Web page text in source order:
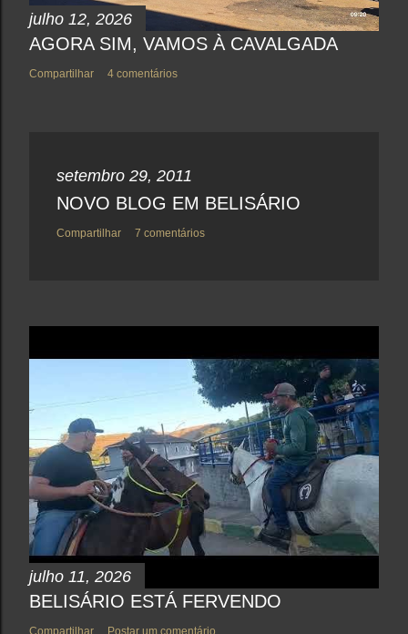
julho 12, 2026
AGORA SIM, VAMOS À CAVALGADA
Compartilhar 4 comentários
setembro 29, 2011
NOVO BLOG EM BELISÁRIO
Compartilhar 7 comentários
julho 11, 2026
BELISÁRIO ESTÁ FERVENDO